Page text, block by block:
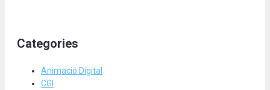
Categories
Animació Digital
CGI